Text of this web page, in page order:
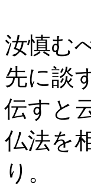
汝慎む
先に談
伝すと
仏法を
り。